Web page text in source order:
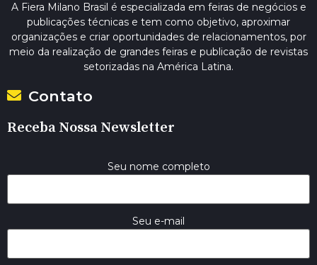
A Fiera Milano Brasil é especializada em feiras de negócios e
publicações técnicas e tem como objetivo, aproximar
organizações e criar oportunidades de relacionamentos, por
meio da realização de grandes feiras e publicação de revistas
setorizadas na América Latina.
Contato
Receba Nossa Newsletter
Seu nome completo
Seu e-mail